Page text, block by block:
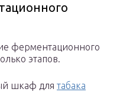
ферментационного
этапов.
шкаф для табака